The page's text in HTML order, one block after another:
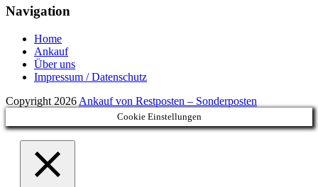
Navigation
Home
Ankauf
Über uns
Impressum / Datenschutz
Copyright 2026 Ankauf von Restposten – Sonderposten
Cookie Einstellungen